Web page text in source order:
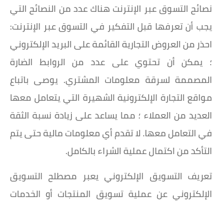
نصائح التسوق عبر الإنترنت هناك عدد من النصائح التي
يجب أن تعرفها قبل التفكير في التسوق عبر الإنترنت:
احذر من العروض التجارية القائمة على البريد الإلكتروني
؛ يمكن أن تحتوي على عدد من الروابط الضارة
المصممة لسرقة معلومات المشتري. يوصى باتباع
مواقع التجارة الإلكترونية الشهيرة التي يتعامل معها
العديد من العملاء ؛ مما يساعد على زيادة نسبة الثقة
في التعامل معها. لا تقدم أي معلومات مالية حتى يتم
التأكد من اكتمال عملية الشراء بالكامل.
تعريف التسويق الإلكتروني يعبر مصطلح التسويق
الإلكتروني عن عملية تسويق المنتجات أو الخدمات